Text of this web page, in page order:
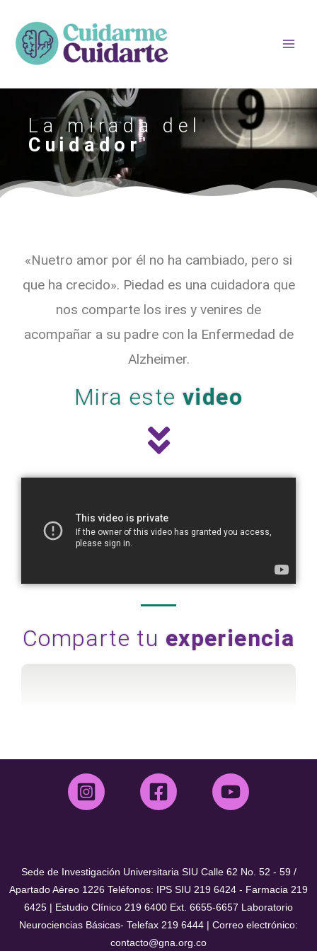
contenido
La mirada del
Cuidador
«Nuetro amor por él no ha cambiado, pero si
que ha crecido». Piedad es una cuidadora que
nos comparte los ires y venires de
acompañar a su padre con la Enfermedad de
Alzheimer.
Mira este video
Comparte tu experiencia
Sede de Investigación Universitaria SIU Calle 62 No. 52 - 59 /
Apartado Aéreo 1226 Teléfonos: IPS SIU 219 6424 - Farmacia 219
6425 | Estudio Clínico 219 6400 Ext. 6655-6657 Laboratorio
Neurociencias Básicas- Telefax 219 6444 | Correo electrónico:
contacto@gna.org.co